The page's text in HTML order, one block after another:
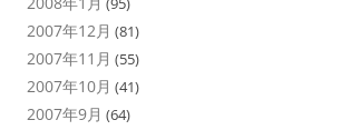
2007年12月 (81)
2007年11月 (55)
2007年10月 (41)
2007年9月 (64)